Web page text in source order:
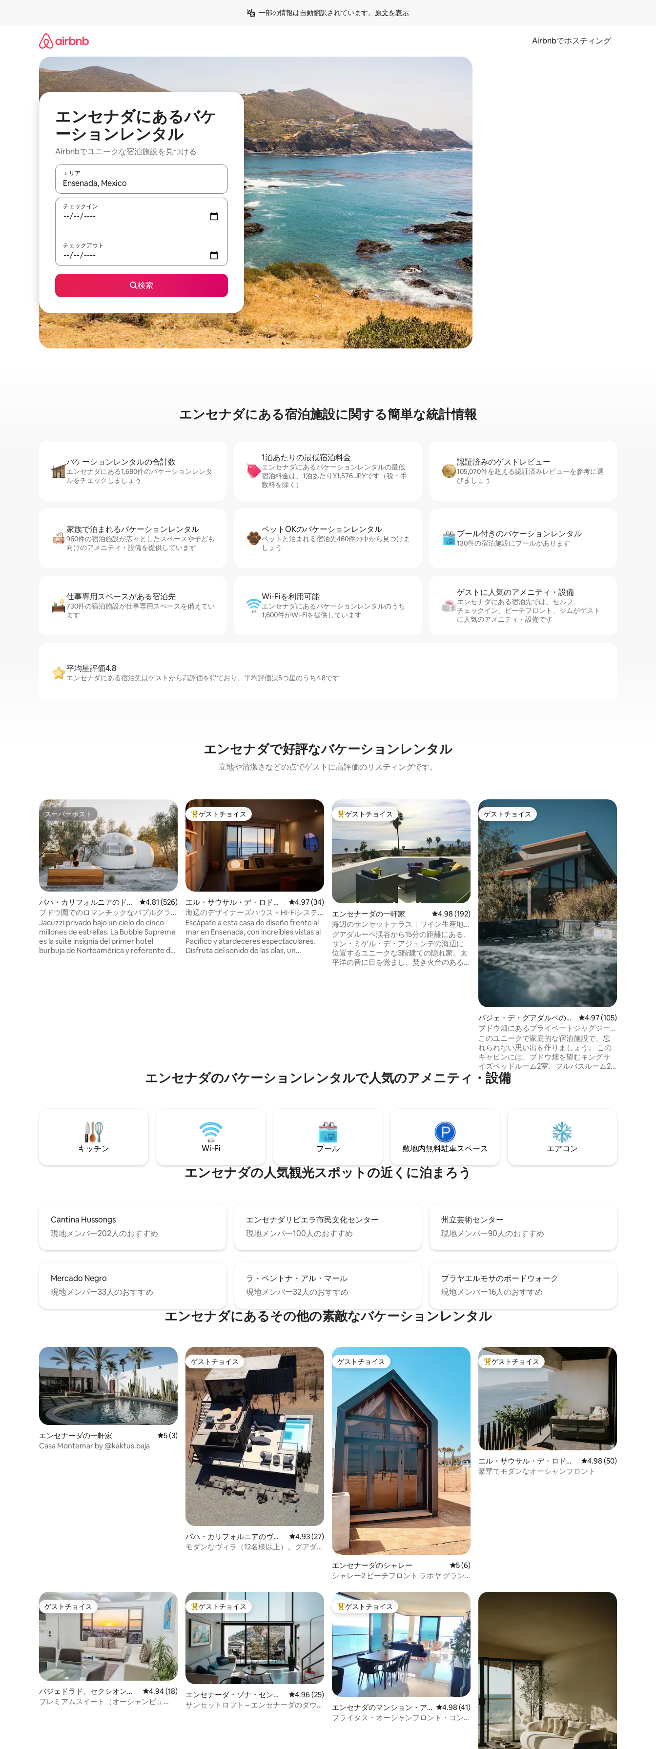
一部の情報は自動翻訳されています。 原文を表示
Airbnbでホスティング
エンセナダにあるバケ
ーションレンタル
Airbnbでユニークな宿泊施設を見つける
エリア
検索結果が表示されたら、上下の矢印キーを使って移動するか、画面をタッチまたはスワイプして検索結果を確認することができます。
チェックイン
チェックアウト
検索
エンセナダに⁠あ⁠る宿⁠泊⁠施⁠設⁠に関⁠す⁠る簡⁠単⁠な統⁠計⁠情⁠報
バケーションレ⁠ン⁠タ⁠ル⁠の合⁠計⁠数
エンセナダにある1,680件のバケーションレンタ
ルをチェックしましょう
1泊あたりの最⁠低⁠宿⁠泊⁠料⁠金
エンセナダにあるバケーションレンタルの最低
宿泊料金は、1泊あたり¥1,576 JPYです（税・手
数料を除く）
認証済みのゲ⁠ス⁠ト⁠レ⁠ビ⁠ュ⁠ー
105,070件を超える認証済みレビューを参考に選
びましょう
家族で泊まれるバ⁠ケ⁠ー⁠シ⁠ョ⁠ンレ⁠ン⁠タ⁠ル
960件の宿泊施設が広々としたスペースや子ども
向けのアメニティ・設備を提供しています
ペットOKのバ⁠ケ⁠ー⁠シ⁠ョ⁠ンレ⁠ン⁠タ⁠ル
ペットと泊まれる宿泊先460件の中から見つけま
しょう
プール付きのバ⁠ケ⁠ー⁠シ⁠ョ⁠ンレ⁠ン⁠タ⁠ル
130件の宿泊施設にプールがあります
仕事専用ス⁠ペ⁠ー⁠スがあ⁠る宿⁠泊⁠先
730件の宿泊施設が仕事専用スペースを備えてい
ます
Wi-Fiを利⁠用⁠可⁠能
エンセナダにあるバケーションレンタルのうち
1,600件がWi-Fiを提供しています
ゲストに人⁠気⁠のア⁠メ⁠ニ⁠テ⁠ィ・設⁠備
エンセナダにある宿泊先では、セ⁠ル⁠フ
チ⁠ェ⁠ッ⁠ク⁠イ⁠ン、ビーチフロント、ジムがゲスト
に人気のアメニティ・設備です
平均星評価4.8
エンセナダにある宿泊先はゲストから高評価を得ており、平均評価は5つ星のうち4.8です
エンセナダで好評なバケーションレンタル
立地や清潔さなどの点でゲストに高評価のリスティングです。
スーパーホスト
スーパーホスト
バハ・カリフォルニアのドー
ムハウス
レビュー526件、5つ星中4.81つ星の平均評価
4.81 (526)
ブドウ園でのロマンチックなバブルグラ
ンピング（ジャグジー付き）
Jacuzzi privado bajo un cielo de cinco
millones de estrellas. La Bubble Supreme
es la suite insignia del primer hotel
burbuja de Norteamérica y referente del
大好評のゲストチョイスです。
ゲストチョイス
エル・サウサル・デ・ロドリ
ゲスの一軒家
レビュー34件、5つ星中4.97つ星の平均評価
4.97 (34)
海辺のデザイナーズハウス + Hi-Fiシステ
ム & 夕暮れどきのデッキ / 3
Escápate a esta casa de diseño frente al
mar en Ensenada, con increíbles vistas al
Pacífico y atardeceres espectaculares.
Disfruta del sonido de las olas, un
大好評のゲストチョイスです。
ゲストチョイス
エンセナーダの一軒家 レビュー192件、5つ星中4.98つ星の平均評価
4.98 (192)
海辺のサンセットテラス｜ワイン生産地
まで15分
グアダルーペ渓谷から15分の距離にある、
サン・ミゲル・デ・アジェンデの海辺に
位置するユニークな3階建ての隠れ家。太
平洋の音に目を覚まし、焚き火台のある
ましょう。究極のバハ・カリフォルニ
ア・ライフスタイルは、ここから始まり
ゲストチョイス
ゲストチョイス
バジェ・デ・グアダルペのロ
グハウス
レビュー105件、5つ
4.97 (105)
ブドウ畑にあるプライベートジャグジー
付きの家/寝室2室
このユニークで家庭的な宿泊施設で、忘
れられない思い出を作りましょう。 この
キャビンには、ブドウ畑を望むキングサ
イズベッドルーム2室、フルバスルーム2
室、ダブルサイズのソファベッド、リビ
ングルームにプロジェクター、設備の整
やワイナリーからわずか10分の場所にあ
ります。 ペットOKです。ペット1匹につ
き15米ドルの追加料金がかかります。 朝
食はホテルから5分のドン・トマスレスト
ランで提供されます。
エンセナダのバケーションレンタルで人気のアメニティ・設備
キッチン Wi-Fi プール 敷地内無料駐⁠車ス⁠ペ⁠ー⁠ス エアコン
エンセナダの人気観光スポットの近くに泊まろう
Cantina Hussongs
現地メンバー202人のおすすめ
エンセナダリビエラ市民文化センター
現地メンバー100人のおすすめ
州立芸術センター
現地メンバー90人のおすすめ
Mercado Negro
現地メンバー33人のおすすめ
ラ・ベントナ・アル・マール
現地メンバー32人のおすすめ
プラヤエルモサのボードウォーク
現地メンバー16人のおすすめ
エンセナダにあるその他の素敵なバケーションレンタル
エンセナーダの一軒家 レビュー3件、5つ星中5つ星の平均評価
5 (3)
Casa Montemar by @kaktus.baja
ゲストチョイス
ゲストチョイス
バハ・カリフォルニアのヴィ
ラ
レビュー27件、5つ星中4.93つ星の平均評価
4.93 (27)
モダンなヴィラ（12名様以上）。グアダル
ゲストチョイス
ゲストチョイス
エンセナーダのシャレー レビュー6件、5つ星中5つ星の平均評価
5 (6)
シャレー2 ビーチフロント ラホヤ グラン
大好評のゲストチョイスです。
ゲストチョイス
エル・サウサル・デ・ロドリ
ゲスのマンション・アパート
レビュー50件、5つ星
4.98 (50)
豪華でモダンなオーシャンフロント
ゲストチョイス
ゲストチョイス
バジェドラド、セクシオンリ
オスのマンション・アパート
レビュー18件、5つ星中4.94つ星の平均評価
4.94 (18)
プレミアムスイート（オーシャンビュ
大好評のゲストチョイスです。
ゲストチョイス
エンセナーダ・ゾナ・セント
ロのロフト
レビュー25件、5つ星中4.96つ星の平均評価
4.96 (25)
サンセットロフト – エンセナーダのダウン
大好評のゲストチョイスです。
ゲストチョイス
エンセナダのマンション・ア
パート
レビュー41件、5つ星中4.98つ星の平均評価
4.98 (41)
プライタス・オーシャンフロント・コン